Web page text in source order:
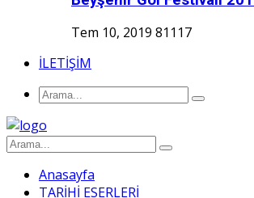
Tem 10, 2019 81117
İLETİŞİM
Anasayfa
TARİHİ ESERLERİ